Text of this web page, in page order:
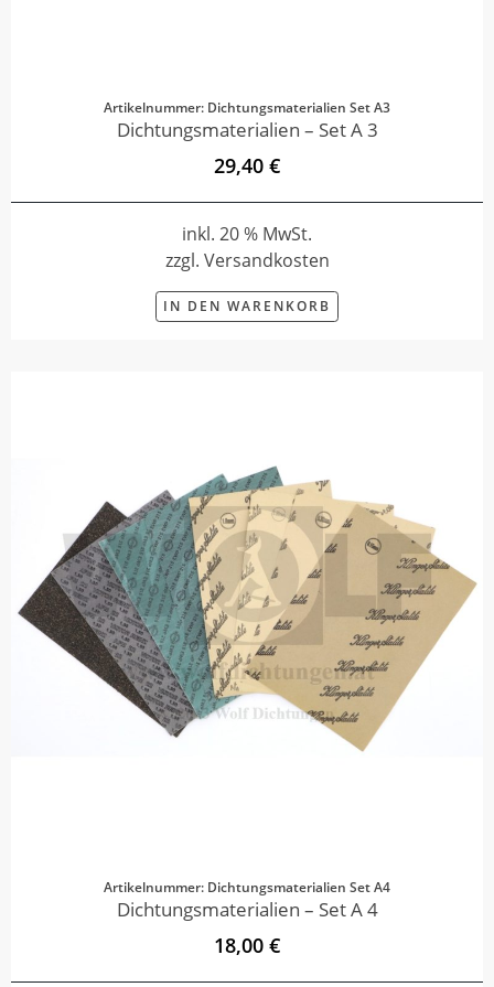
Artikelnummer: Dichtungsmaterialien Set A3
Dichtungsmaterialien – Set A 3
29,40 €
inkl. 20 % MwSt.
zzgl. Versandkosten
IN DEN WARENKORB
Artikelnummer: Dichtungsmaterialien Set A4
Dichtungsmaterialien – Set A 4
18,00 €